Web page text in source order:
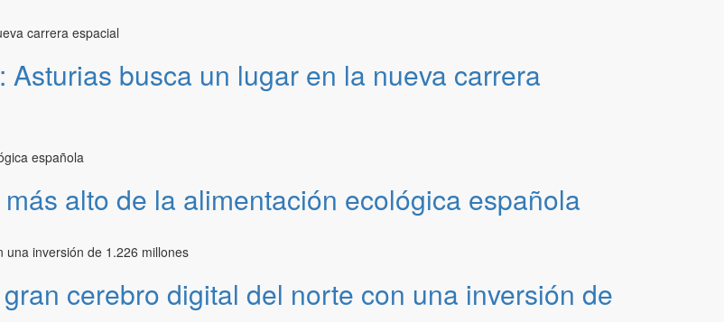
busca un lugar en la nueva carrera
alto de la alimentación ecológica española
cerebro digital del norte con una inversión de